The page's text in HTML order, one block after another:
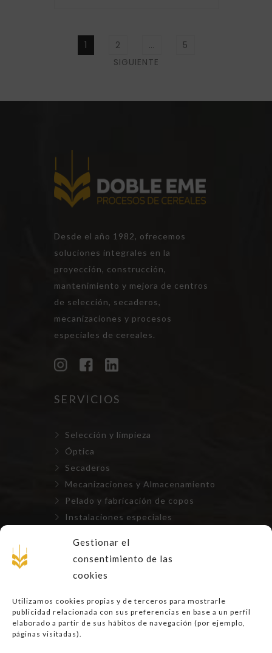
Gestionar el
consentimiento de las
cookies
Utilizamos cookies propias y de terceros para mostrarle
publicidad relacionada con sus preferencias en base a un perfil
elaborado a partir de sus hábitos de navegación (por ejemplo,
páginas visitadas).
entradas
PÁGINA
1 PÁGINA
2 … PÁGINA
5
SIGUIENTE
Desde el año 1982, ofrecemos
soluciones integrales en la
proyección, construcción,
mantenimiento y mejora de centros
de selección, secaderos,
mecanizaciones y procesos
especiales de cereales.
SERVICIOS
Selección y limpieza
Óptica
Secaderos
Mecanizaciones y Almacenamiento
Pelado y fabricación de copos
Instalaciones especiales
Aviso Legal
Privacidad